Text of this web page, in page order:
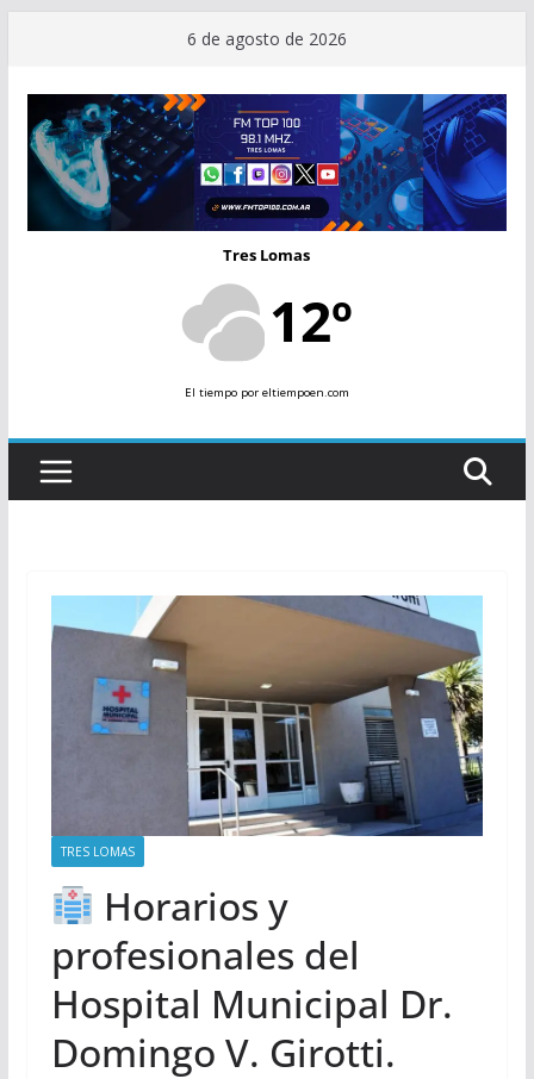
contenido
6 de agosto de 2026
Tres Lomas
12º
El tiempopor eltiempoen.com
TRES LOMAS
Horarios y
profesionales del
Hospital Municipal Dr.
Domingo V. Girotti.